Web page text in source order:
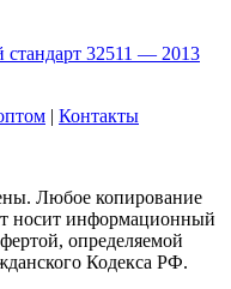
32511 — 2013
| Контакты
Любое копирование
носит информационный
определяемой
Кодекса РФ.